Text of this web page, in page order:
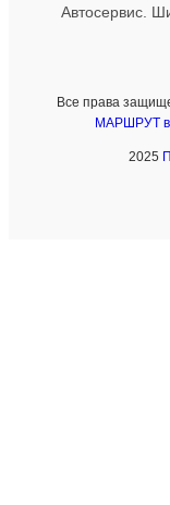
Автосервис.
Все права
МАРШРУТ в
2025